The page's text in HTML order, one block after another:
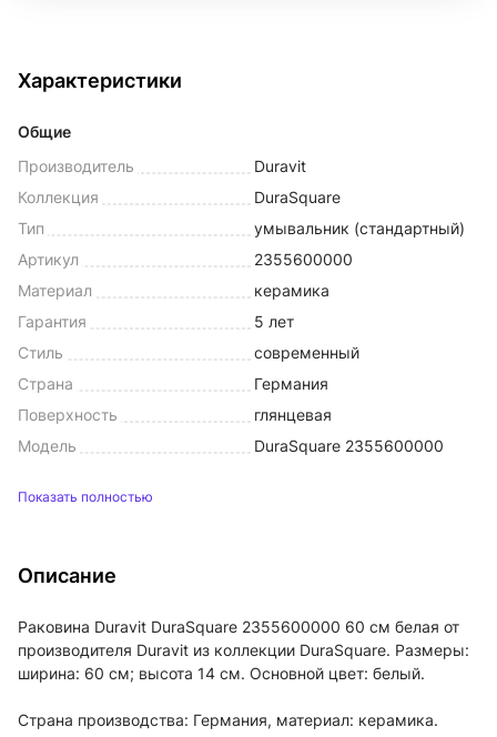
Характеристики
Общие
Производитель
Duravit
Коллекция
DuraSquare
Тип
умывальник (стандартный)
Артикул
2355600000
Материал
керамика
Гарантия
5 лет
Стиль
современный
Страна
Германия
Поверхность
глянцевая
Модель
DuraSquare 2355600000
Показать полностью
Описание
Раковина Duravit DuraSquare 2355600000 60 см белая от
производителя Duravit из коллекции DuraSquare. Размеры:
ширина: 60 см; высота 14 см. Основной цвет: белый.
Страна производства: Германия, материал: керамика.